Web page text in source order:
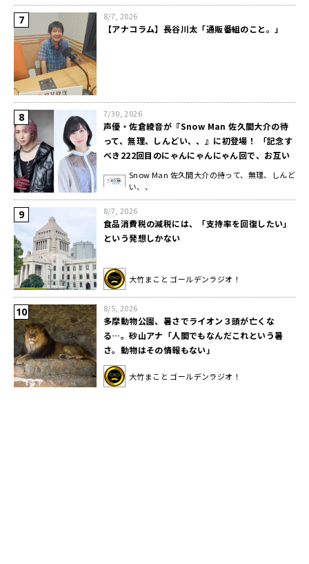
8/7, 2026
【アナコラム】長谷川太「通販番組のこと。」
7/30, 2026
声優・佐倉綾音が『Snow Man 佐久間大介の待
って、無理、しんどい、、』に初登場！ 「記念す
べき222回目のにゃんにゃんにゃん回で、お互い
ねこが好きなのに…」
Snow Man 佐久間大介の待って、無理、しんど
い、、
8/7, 2026
食品消費税の減税には、「支持率を回復したい」
という発想しかない
大竹まこと ゴールデンラジオ！
8/5, 2026
多摩動物公園、暑さでライオン３頭が亡くな
る…。砂山アナ「人間でもなんだこれという暑
さ。動物はその情報もない」
大竹まこと ゴールデンラジオ！